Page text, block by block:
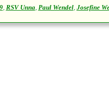
, RSV Unna, Paul Wendel, Josefine